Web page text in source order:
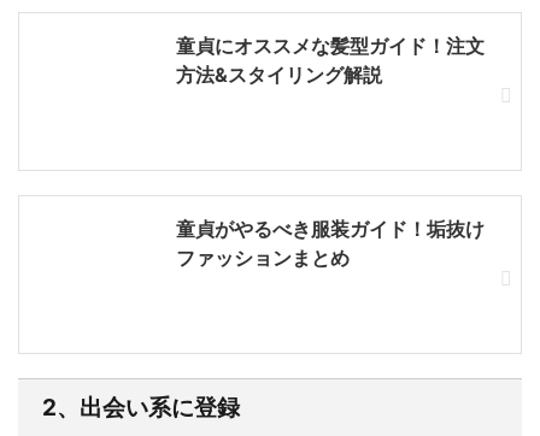
童貞にオススメな髪型ガイド！注文
方法&スタイリング解説
童貞がやるべき服装ガイド！垢抜け
ファッションまとめ
2、出会い系に登録